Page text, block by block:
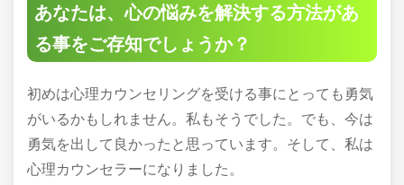
あなたは、心の悩みを解決する方法があ
る事をご存知でしょうか？
初めは心理カウンセリングを受ける事にとっても勇気
がいるかもしれません。私もそうでした。でも、今は
勇気を出して良かったと思っています。そして、私は
心理カウンセラーになりました。